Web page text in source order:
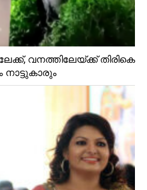
വനത്തിലേയ്ക്ക് തിരികെ